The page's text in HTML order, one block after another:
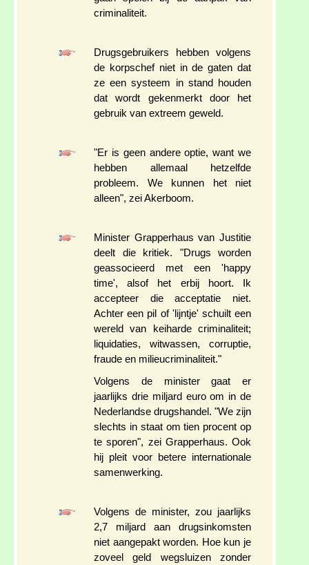
criminaliteit.
Drugsgebruikers hebben volgens
de korpschef niet in de gaten dat
ze een systeem in stand houden
dat wordt gekenmerkt door het
gebruik van extreem geweld.
"Er is geen andere optie, want we
hebben allemaal hetzelfde
probleem. We kunnen het niet
alleen", zei Akerboom.
Minister Grapperhaus van Justitie
deelt die kritiek. "Drugs worden
geassocieerd met een 'happy
time', alsof het erbij hoort. Ik
accepteer die acceptatie niet.
Achter een pil of 'lijntje' schuilt een
wereld van keiharde criminaliteit;
liquidaties, witwassen, corruptie,
fraude en milieucriminaliteit."
Volgens de minister gaat er
jaarlijks drie miljard euro om in de
Nederlandse drugshandel. "We zijn
slechts in staat om tien procent op
te sporen", zei Grapperhaus. Ook
hij pleit voor betere internationale
samenwerking.
Volgens de minister, zou jaarlijks
2,7 miljard aan drugsinkomsten
niet aangepakt worden. Hoe kun je
zoveel geld wegsluizen zonder